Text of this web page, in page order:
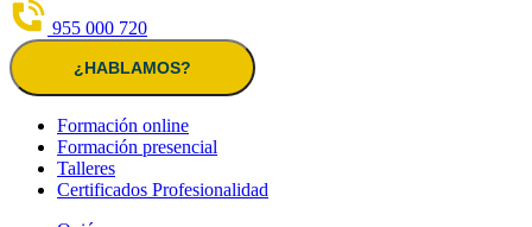
955 000 720
¿HABLAMOS?
Formación online
Formación presencial
Talleres
Certificados Profesionalidad